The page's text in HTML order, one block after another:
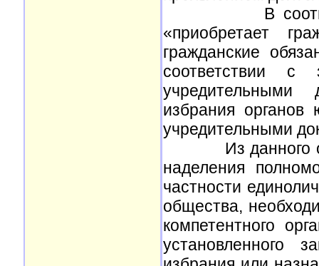
В
«приобретает
гражданские
соответствии
избрания органов
учредительными
Из данного
наделения
частности
общества,
компетентного
установленного